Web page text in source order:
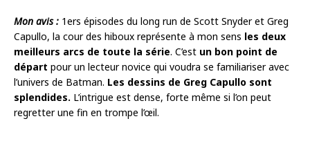
Mon avis : 1ers épisodes du long run de Scott Snyder et Greg
Capullo, la cour des hiboux représente à mon sens les deux
meilleurs arcs de toute la série. C’est un bon point de
départ pour un lecteur novice qui voudra se familiariser avec
l’univers de Batman. Les dessins de Greg Capullo sont
splendides. L’intrigue est dense, forte même si l’on peut
regretter une fin en trompe l’œil.